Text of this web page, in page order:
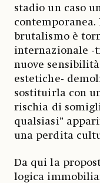
stadio un caso
contemporanea.
brutalismo è
internazionale -
nuove
estetiche-
sostituirla con
rischia di
qualsiasi”
una perdita
Da qui la
logica